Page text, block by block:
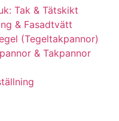
Tak & Tätskikt
& Fasadtvätt
(Tegeltakpannor)
& Takpannor